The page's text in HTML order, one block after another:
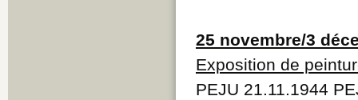
25 novembre/3
Exposition de
PEJU 21.11.1944